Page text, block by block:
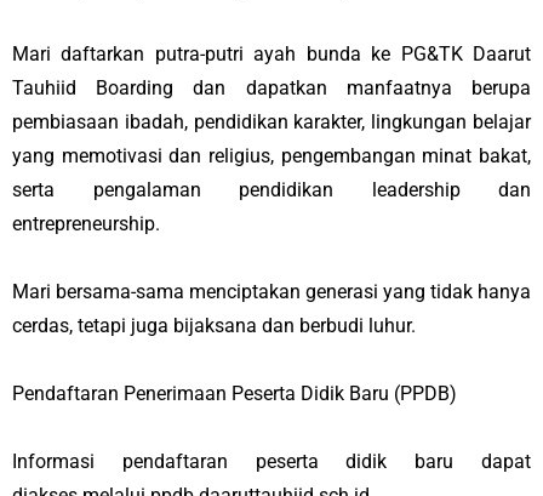
Mari daftarkan putra-putri ayah bunda ke PG&TK Daarut
Tauhiid Boarding dan dapatkan manfaatnya berupa
pembiasaan ibadah, pendidikan karakter, lingkungan belajar
yang memotivasi dan religius, pengembangan minat bakat,
serta pengalaman pendidikan leadershipdan
entrepreneurship.
Mari bersama-sama menciptakan generasi yang tidak hanya
cerdas, tetapi juga bijaksana dan berbudi luhur.
Pendaftaran Penerimaan Peserta Didik Baru (PPDB)
Informasi pendaftaran peserta didik baru dapat